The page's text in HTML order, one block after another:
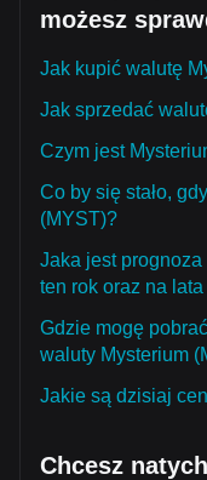
możesz
Jak kupić walutę
Jak sprzedać
Czym jest
Co by się stało,
(MYST)?
Jaka jest
ten rok oraz na
Gdzie mogę
waluty Mysterium
Jakie są dzisiaj
Chcesz